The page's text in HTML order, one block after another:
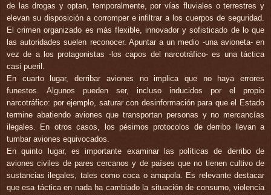
de las drogas y optan, temporalmente, por vías fluviales o terrestres y
elevan su disposición a corromper e infiltrar a los cuerpos de seguridad.
El crimen organizado es más flexible, innovador y sofisticado de lo que
las autoridades suelen reconocer. Apuntar a un medio -una avioneta- en
vez de a los protagonistas -los capos del narcotráfico- es una táctica
casi pueril.
En cuarto lugar, derribar aviones no implica que no haya errores
funestos. Algunos pueden ser, incluso inducidos por el propio
narcotráfico: por ejemplo, saturar con desinformación para que el Estado
termine abatiendo aviones que transportan personas y no mercancías
ilegales. En otros casos, los pésimos protocolos de derribo llevan a
tumbar aviones equivocados.
En quinto lugar, es importante examinar las políticas de derribo de
aviones civiles de pares cercanos y de países que no tienen cultivo de
sustancias ilegales, tales como coca o amapola. Es relevante destacar
que esa táctica en nada ha cambiado la situación de consumo, violencia